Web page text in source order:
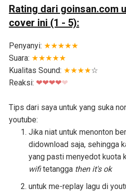
Rating dari goinsan.com
cover ini (1 - 5):
Penyanyi: ★★★★★
Suara: ★★★★★
Kualitas Sound: ★★★★☆
Reaksi: ❤❤❤❤❤
Tips dari saya untuk yang suka
youtube:
Jika niat untuk menonton
didownload saja, sehingga
yang pasti menyedot kuota
wifitetangga then it's ok
untuk me-replay lagu di